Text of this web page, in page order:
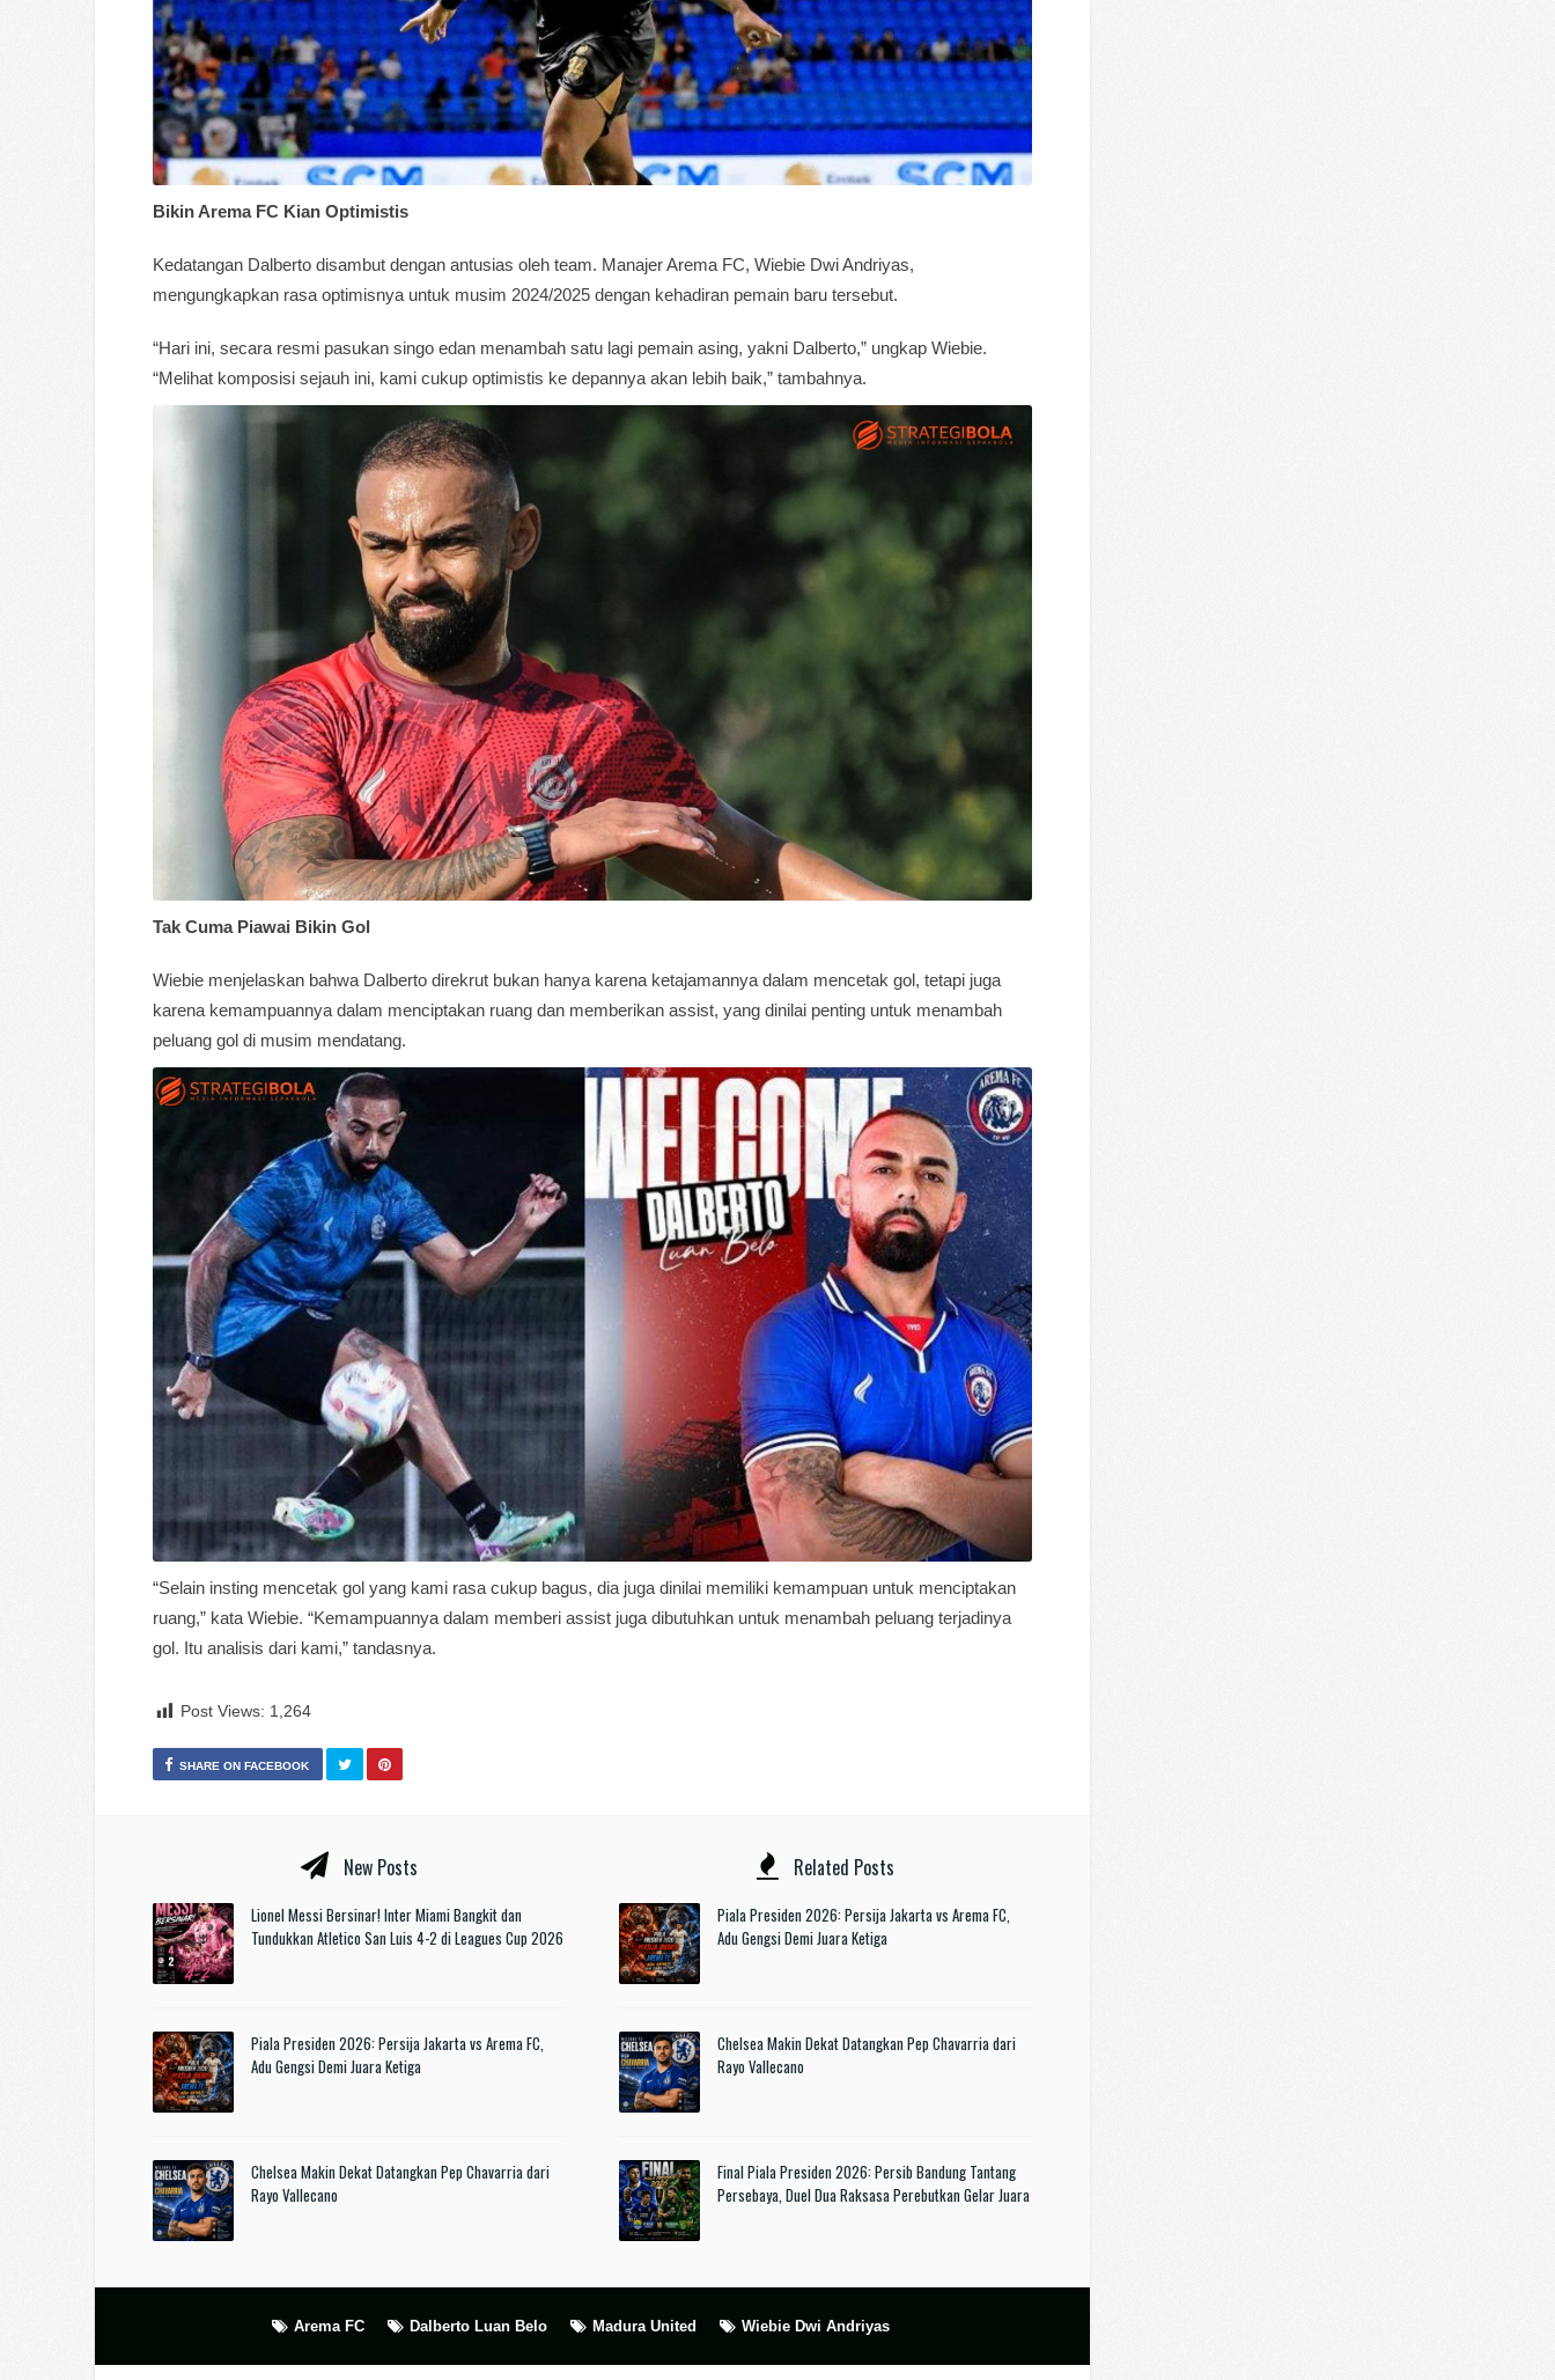
Bikin Arema FC Kian Optimistis
Kedatangan Dalberto disambut dengan antusias oleh team. Manajer Arema FC, Wiebie Dwi Andriyas,
mengungkapkan rasa optimisnya untuk musim 2024/2025 dengan kehadiran pemain baru tersebut.
“Hari ini, secara resmi pasukan singo edan menambah satu lagi pemain asing, yakni Dalberto,” ungkap Wiebie.
“Melihat komposisi sejauh ini, kami cukup optimistis ke depannya akan lebih baik,” tambahnya.
Tak Cuma Piawai Bikin Gol
Wiebie menjelaskan bahwa Dalberto direkrut bukan hanya karena ketajamannya dalam mencetak gol, tetapi juga
karena kemampuannya dalam menciptakan ruang dan memberikan assist, yang dinilai penting untuk menambah
peluang gol di musim mendatang.
“Selain insting mencetak gol yang kami rasa cukup bagus, dia juga dinilai memiliki kemampuan untuk menciptakan
ruang,” kata Wiebie. “Kemampuannya dalam memberi assist juga dibutuhkan untuk menambah peluang terjadinya
gol. Itu analisis dari kami,” tandasnya.
Post Views: 1,264
SHARE ON FACEBOOK
New Posts
Lionel Messi Bersinar! Inter Miami Bangkit dan
Tundukkan Atletico San Luis 4-2 di Leagues Cup 2026
Piala Presiden 2026: Persija Jakarta vs Arema FC,
Adu Gengsi Demi Juara Ketiga
Chelsea Makin Dekat Datangkan Pep Chavarria dari
Rayo Vallecano
Related Posts
Piala Presiden 2026: Persija Jakarta vs Arema FC,
Adu Gengsi Demi Juara Ketiga
Chelsea Makin Dekat Datangkan Pep Chavarria dari
Rayo Vallecano
Final Piala Presiden 2026: Persib Bandung Tantang
Persebaya, Duel Dua Raksasa Perebutkan Gelar Juara
Arema FC Dalberto Luan Belo Madura United Wiebie Dwi Andriyas